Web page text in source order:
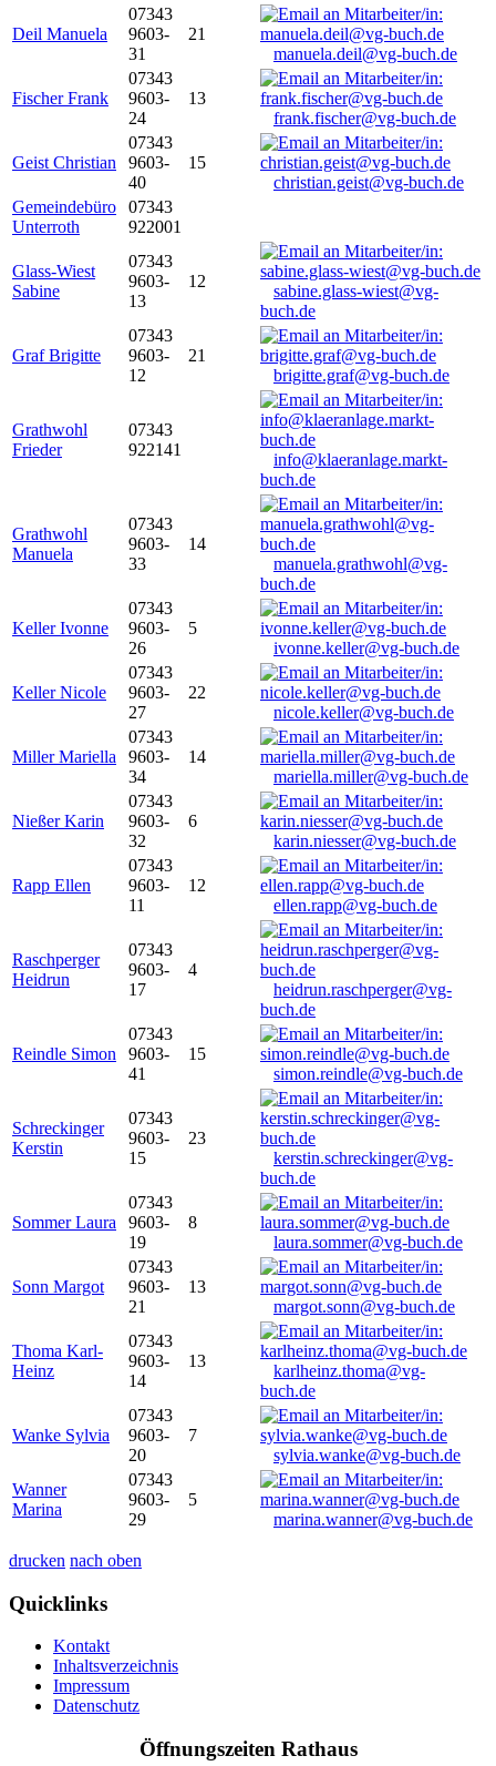
Deil Manuela
07343
9603-
31
21
manuela.deil@vg-buch.de
Fischer Frank
07343
9603-
24
13
frank.fischer@vg-buch.de
Geist Christian
07343
9603-
40
15
christian.geist@vg-buch.de
Gemeindebüro
Unterroth
07343
922001
Glass-Wiest
Sabine
07343
9603-
13
12
sabine.glass-wiest@vg-
buch.de
Graf Brigitte
07343
9603-
12
21
brigitte.graf@vg-buch.de
Grathwohl
Frieder
07343
922141
info@klaeranlage.markt-
buch.de
Grathwohl
Manuela
07343
9603-
33
14
manuela.grathwohl@vg-
buch.de
Keller Ivonne
07343
9603-
26
5
ivonne.keller@vg-buch.de
Keller Nicole
07343
9603-
27
22
nicole.keller@vg-buch.de
Miller Mariella
07343
9603-
34
14
mariella.miller@vg-buch.de
Nießer Karin
07343
9603-
32
6
karin.niesser@vg-buch.de
Rapp Ellen
07343
9603-
11
12
ellen.rapp@vg-buch.de
Raschperger
Heidrun
07343
9603-
17
4
heidrun.raschperger@vg-
buch.de
Reindle Simon
07343
9603-
41
15
simon.reindle@vg-buch.de
Schreckinger
Kerstin
07343
9603-
15
23
kerstin.schreckinger@vg-
buch.de
Sommer Laura
07343
9603-
19
8
laura.sommer@vg-buch.de
Sonn Margot
07343
9603-
21
13
margot.sonn@vg-buch.de
Thoma Karl-
Heinz
07343
9603-
14
13
karlheinz.thoma@vg-
buch.de
Wanke Sylvia
07343
9603-
20
7
sylvia.wanke@vg-buch.de
Wanner
Marina
07343
9603-
29
5
marina.wanner@vg-buch.de
drucken nach oben
Quicklinks
Kontakt
Inhaltsverzeichnis
Impressum
Datenschutz
Öffnungszeiten Rathaus